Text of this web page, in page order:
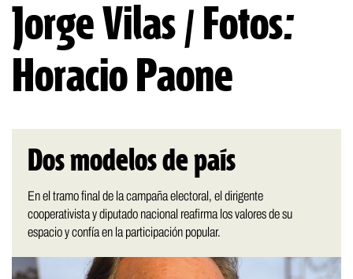
Jorge Vilas / Fotos:
Horacio Paone
Dos modelos de país
En el tramo final de la campaña electoral, el dirigente
cooperativista y diputado nacional reafirma los valores de su
espacio y confía en la participación popular.